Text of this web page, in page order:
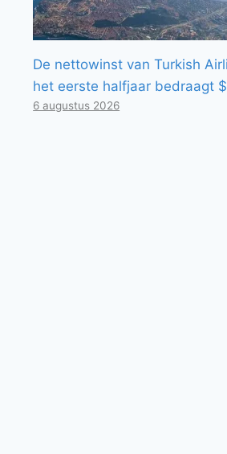
De nettowinst van Turkish
het eerste halfjaar bedraagt
6 augustus 2026